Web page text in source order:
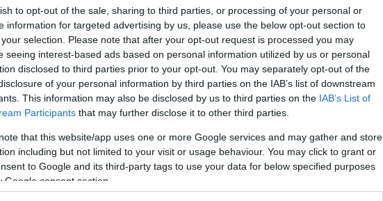
to opt-out of the sale, sharing to third parties, or processing of your personal or
information for targeted advertising by us, please use the below opt-out section to
selection. Please note that after your opt-out request is processed you may
seeing interest-based ads based on personal information utilized by us or personal
disclosed to third parties prior to your opt-out. You may separately opt-out of the
of your personal information by third parties on the IAB’s list of downstream
This information may also be disclosed by us to third parties on the IAB’s List of
Participants that may further disclose it to other third parties.
that this website/app uses one or more Google services and may gather and store
including but not limited to your visit or usage behaviour. You may click to grant or
to Google and its third-party tags to use your data for below specified purposes
Google consent section.